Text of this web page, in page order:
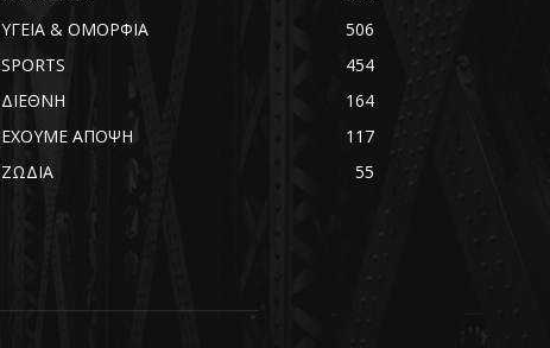
ΥΓΕΙΑ & ΟΜΟΡΦΙΑ
506
SPORTS
454
ΔΙΕΘΝΗ
164
ΕΧΟΥΜΕ ΑΠΟΨΗ
117
ΖΩΔΙΑ
55